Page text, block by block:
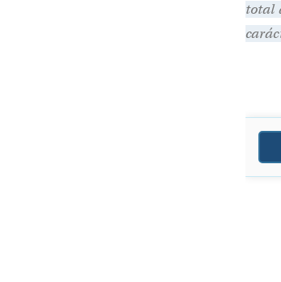
total